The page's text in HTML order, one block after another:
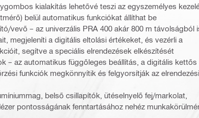
kialakítás lehetővé teszi az egyszemélyes
belül automatikus funkciókat állíthat be
vevő – az univerzális PRA 400 akár 800 m távolságból
megjeleníti a digitális eltolási értékeket, és vezérli a
segítve a speciális elrendezések elkészítését
– az automatikus függőleges beállítás, a digitális kettős
funkciók megkönnyítik és felgyorsítják az elrendezési
belső csillapítók, ütéselnyelő fej/markolat,
pontosságának fenntartásához nehéz